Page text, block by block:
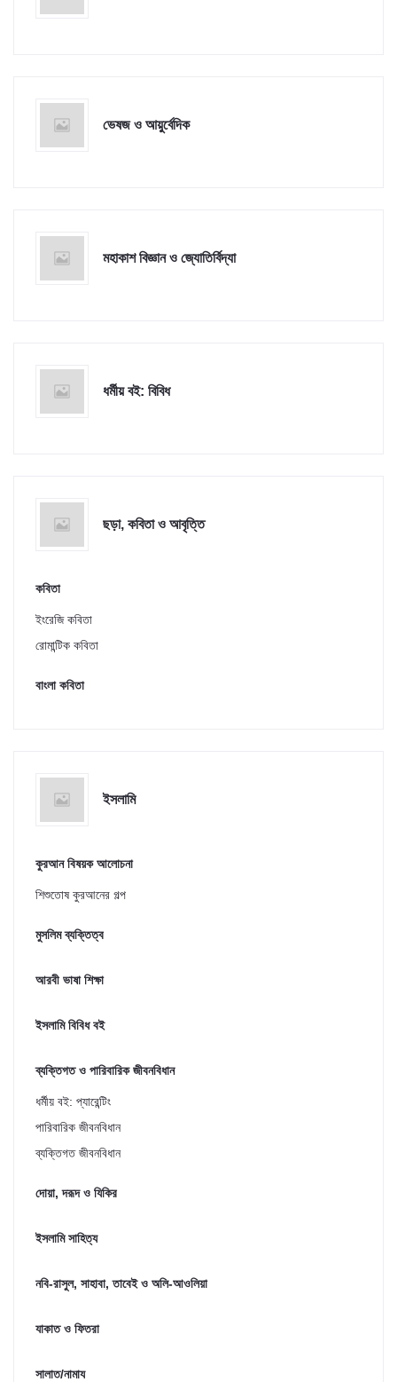
ভেষজ ও আয়ুর্বেদিক
মহাকাশ বিজ্ঞান ও জ্যোতির্বিদ্যা
ধর্মীয় বই: বিবিধ
ছড়া, কবিতা ও আবৃত্তি
কবিতা
ইংরেজি কবিতা
রোমান্টিক কবিতা
বাংলা কবিতা
ইসলামি
কুরআন বিষয়ক আলোচনা
শিশুতোষ কুরআনের গল্প
মুসলিম ব্যক্তিত্ব
আরবী ভাষা শিক্ষা
ইসলামি বিবিধ বই
ব্যক্তিগত ও পারিবারিক জীবনবিধান
ধর্মীয় বই: প্যারেন্টিং
পারিবারিক জীবনবিধান
ব্যক্তিগত জীবনবিধান
দোয়া, দরূদ ও যিকির
ইসলামি সাহিত্য
নবি-রাসুল, সাহাবা, তাবেই ও অলি-আওলিয়া
যাকাত ও ফিতরা
সালাত/নামায